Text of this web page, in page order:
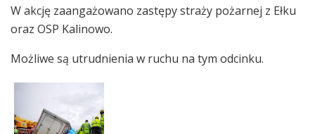
W akcję zaangażowano zastępy straży pożarnej z Ełku
oraz OSP Kalinowo.
Możliwe są utrudnienia w ruchu na tym odcinku.